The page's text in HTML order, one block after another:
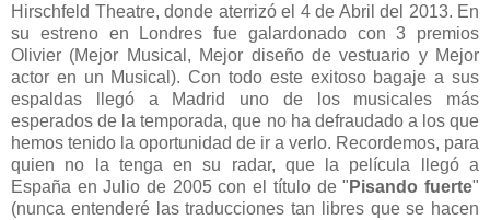
Hirschfeld Theatre, donde aterrizó el 4 de Abril del 2013. En
su estreno en Londres fue galardonado con 3 premios
Olivier (Mejor Musical, Mejor diseño de vestuario y Mejor
actor en un Musical). Con todo este exitoso bagaje a sus
espaldas llegó a Madrid uno de los musicales más
esperados de la temporada, que no ha defraudado a los que
hemos tenido la oportunidad de ir a verlo. Recordemos, para
quien no la tenga en su radar, que la película llegó a
España en Julio de 2005 con el título de " Pisando fuerte"
(nunca entenderé las traducciones tan libres que se hacen